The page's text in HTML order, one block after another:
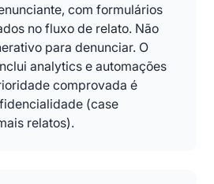
com formulários
no fluxo de relato. Não
para denunciar. O
analytics e automações
comprovada é
(case
relatos).